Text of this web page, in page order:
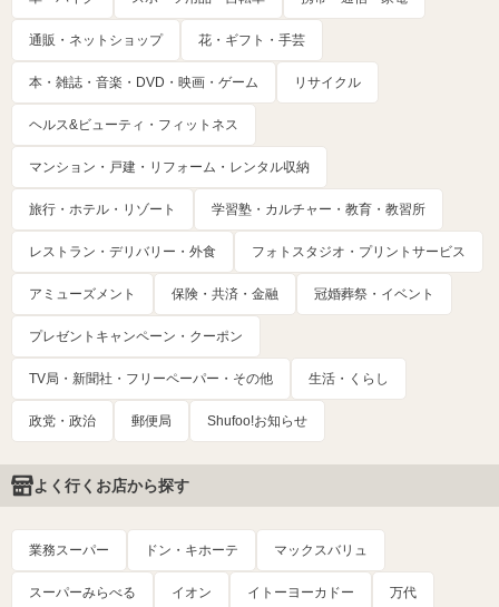
通販・ネットショップ 花・ギフト・手芸
本・雑誌・音楽・DVD・映画・ゲーム リサイクル
ヘルス&ビューティ・フィットネス
マンション・戸建・リフォーム・レンタル収納
旅行・ホテル・リゾート 学習塾・カルチャー・教育・教習所
レストラン・デリバリー・外食 フォトスタジオ・プリントサービス
アミューズメント 保険・共済・金融 冠婚葬祭・イベント
プレゼントキャンペーン・クーポン
TV局・新聞社・フリーペーパー・その他 生活・くらし
政党・政治 郵便局 Shufoo!お知らせ
よく行くお店から探す
業務スーパー ドン・キホーテ マックスバリュ
スーパーみらべる イオン イトーヨーカドー 万代